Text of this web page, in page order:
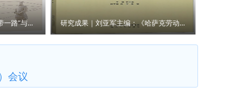
研究成果｜王瀚主编：《“一带一路”与人类命运共同体构建的法律与实践》 研究成果｜刘亚军主编：《哈萨克劳动法律问题研究》
会议